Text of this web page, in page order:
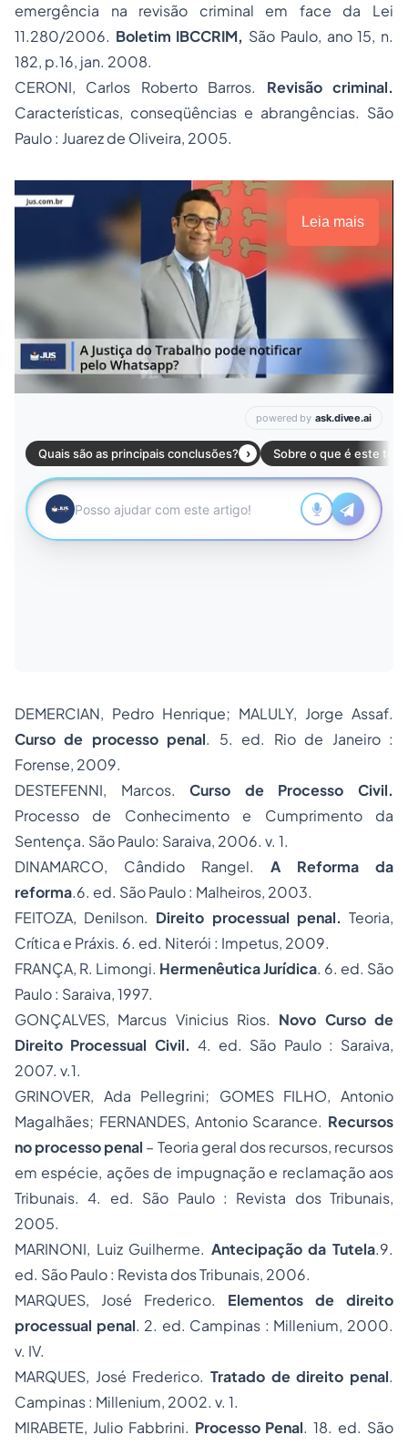
emergência na revisão criminal em face da Lei
11.280/2006. Boletim IBCCRIM, São Paulo, ano 15, n.
182, p.16, jan. 2008.
CERONI, Carlos Roberto Barros. Revisão criminal.
Características, conseqüências e abrangências. São
Paulo : Juarez de Oliveira, 2005.
Leia mais
DEMERCIAN, Pedro Henrique; MALULY, Jorge Assaf.
Curso de processo penal. 5. ed. Rio de Janeiro :
Forense, 2009.
DESTEFENNI, Marcos.Curso de Processo Civil.
Processo de Conhecimento e Cumprimento da
Sentença. São Paulo: Saraiva, 2006. v. 1.
DINAMARCO, Cândido Rangel. A Reforma da
reforma.6. ed. São Paulo : Malheiros, 2003.
FEITOZA, Denilson. Direito processual penal.Teoria,
Crítica e Práxis. 6. ed. Niterói : Impetus, 2009.
FRANÇA, R. Limongi. Hermenêutica Jurídica. 6. ed. São
Paulo : Saraiva, 1997.
GONÇALVES, Marcus Vinicius Rios. Novo Curso de
Direito Processual Civil. 4. ed. São Paulo : Saraiva,
2007. v.1.
GRINOVER, Ada Pellegrini; GOMES FILHO, Antonio
Magalhães; FERNANDES, Antonio Scarance. Recursos
no processo penal – Teoria geral dos recursos, recursos
em espécie, ações de impugnação e reclamação aos
Tribunais. 4. ed. São Paulo : Revista dos Tribunais,
2005.
MARINONI, Luiz Guilherme. Antecipação da Tutela.9.
ed. São Paulo : Revista dos Tribunais, 2006.
MARQUES, José Frederico. Elementos de direito
processual penal. 2. ed. Campinas : Millenium, 2000.
v. IV.
MARQUES, José Frederico. Tratado de direito penal.
Campinas : Millenium, 2002. v. 1.
MIRABETE, Julio Fabbrini. Processo Penal. 18. ed. São